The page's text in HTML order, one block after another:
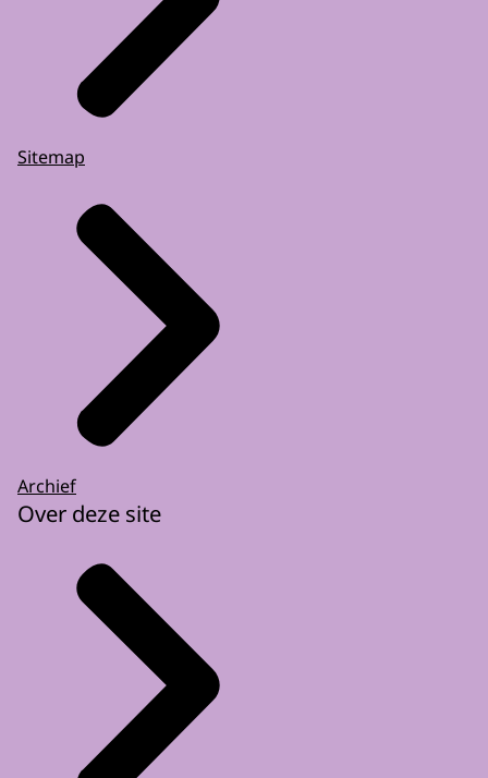
Sitemap
Archief
Over deze site